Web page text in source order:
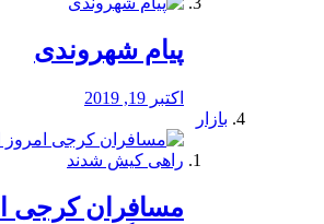
پیام شهروندی
اکتبر 19, 2019
بازار
مسافران کرجی